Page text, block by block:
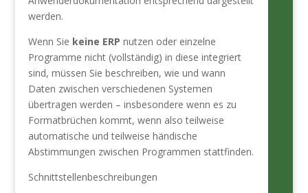
werden.
Wenn Sie keine ERP nutzen oder einzelne
Programme nicht (vollständig) in diese integriert
sind, müssen Sie beschreiben, wie und wann
Daten zwischen verschiedenen Systemen
übertragen werden – insbesondere wenn es zu
Formatbrüchen kommt, wenn also teilweise
automatische und teilweise händische
Abstimmungen zwischen Programmen stattfinden.
Schnittstellenbeschreibungen